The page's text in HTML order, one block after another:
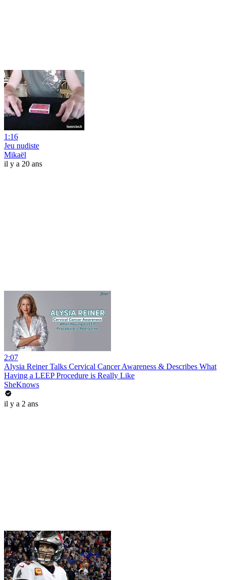
1:16
Jeu nudiste
Mikaël
il y a 20 ans
2:07
Alysia Reiner Talks Cervical Cancer Awareness & Describes What
Having a LEEP Procedure is Really Like
SheKnows
il y a 2 ans